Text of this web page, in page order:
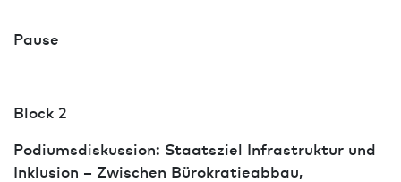
Pause
Block 2
Podiumsdiskussion: Staatsziel Infrastruktur und
Inklusion – Zwischen Büro­kratie­abbau,